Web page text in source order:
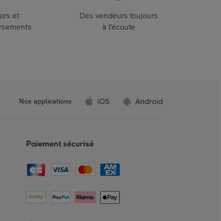
et
Des vendeurs toujours
à l’écoute
Nos applications iOS Android
Paiement sécurisé